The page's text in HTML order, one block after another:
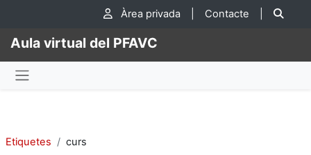
Ves al contingut principal
Àrea privada Contacte
Aula virtual del PFAVC
Etiquetes curs